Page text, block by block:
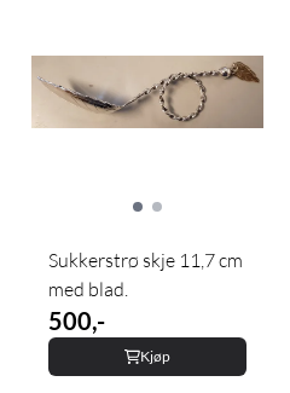
Sukkerstrø skje 11,7 cm
med blad.
500,-
Kjøp